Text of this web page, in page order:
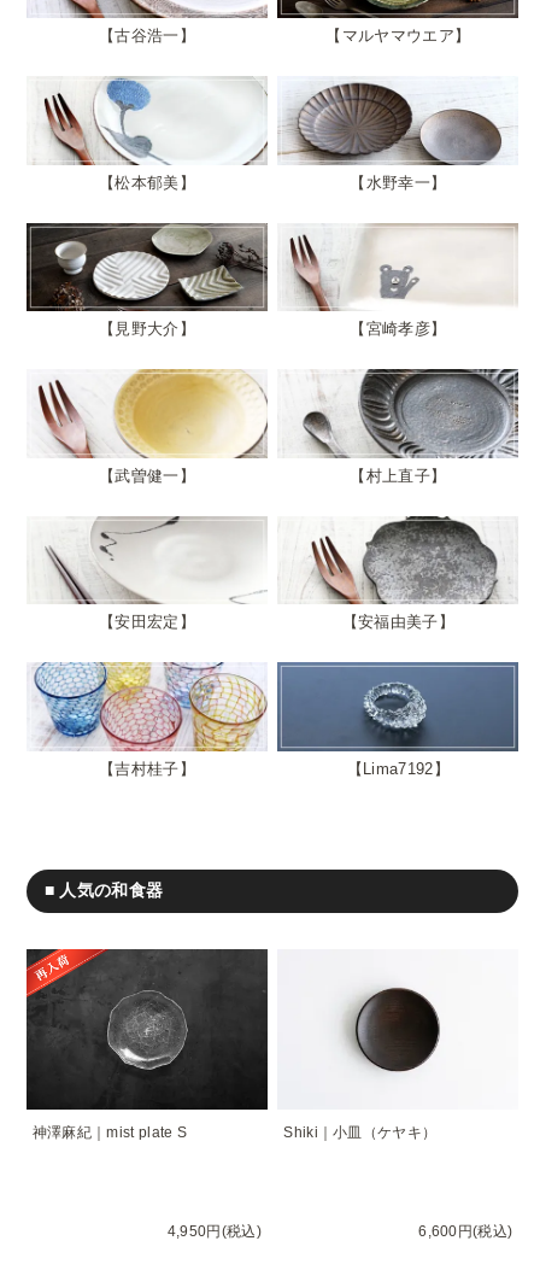
古谷浩一 マルヤマウエア
松本郁美 水野幸一
見野大介 宮崎孝彦
武曽健一 村上直子
安田宏定 安福由美子
吉村桂子 Lima7192
■ 人気の和食器
神澤麻紀｜mist plate S
4,950円(税込)
Shiki｜小皿（ケヤキ）
6,600円(税込)